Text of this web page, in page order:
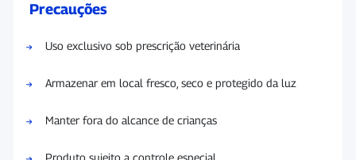
Precauções
Uso exclusivo sob prescrição veterinária
Armazenar em local fresco, seco e protegido da luz
Manter fora do alcance de crianças
Produto sujeito a controle especial